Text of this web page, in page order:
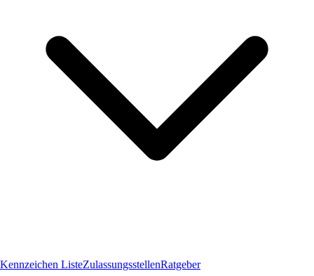
Kennzeichen ListeZulassungsstellenRatgeber